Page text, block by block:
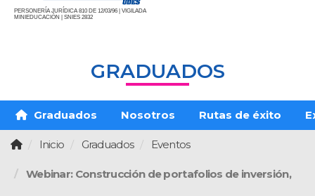
PERSONERÍA JURÍDICA 810 DE 12/03/96 | VIGILADA
MINIEDUCACIÓN | SNIES 2832
GRADUADOS
Graduados Nosotros Rutas de éxito
Inicio Graduados Eventos
Webinar: Construcción de portafolios de inversión,